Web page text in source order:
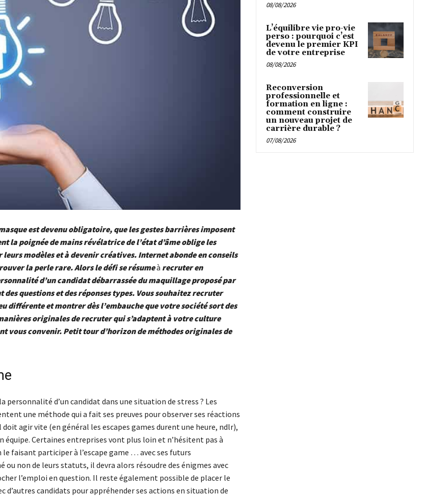
est devenu obligatoire, que les gestes barrières imposent
la poignée de mains révélatrice de l’état d’âme oblige les
leurs modèles et à devenir créatives. Internet abonde en conseils
la perle rare. Alors le défi se résumeà recruter en
d’un candidat débarrassée du maquillage proposé par
des questions et des réponses types. Vous souhaitez recruter
différente et montrer dès l’embauche que votre société sort des
originales de recruter qui s’adaptent à votre culture
vous convenir. Petit tour d’horizon de méthodes originales de
personnalité d’un candidat dans une situation de stress ? Les
une méthode qui a fait ses preuves pour observer ses réactions
agir vite (en général les escapes games durent une heure, ndlr),
équipe. Certaines entreprises vont plus loin et n’hésitent pas à
faisant participer à l’escape game … avec ses futurs
non de leurs statuts, il devra alors résoudre des énigmes avec
l’emploi en question. Il reste également possible de placer le
d’autres candidats pour appréhender ses actions en situation de
08/08/2026
L’équilibre vie pro-vie
perso : pourquoi c’est
devenu le premier KPI
de votre entreprise
08/08/2026
Reconversion
professionnelle et
formation en ligne :
comment construire
un nouveau projet de
carrière durable ?
07/08/2026